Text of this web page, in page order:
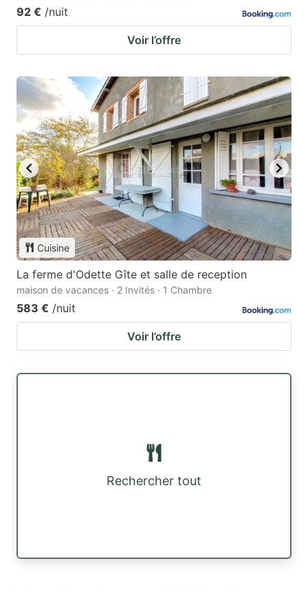
92 € /nuit
Voir l’offre
Cuisine
La ferme d'Odette Gîte et salle de reception
maison de vacances · 2 Invités · 1 Chambre
583 € /nuit
Voir l’offre
Rechercher tout